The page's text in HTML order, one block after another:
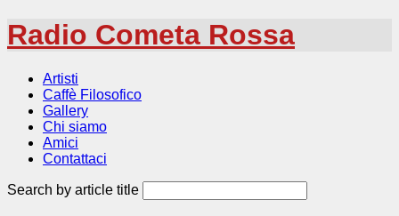
Radio Cometa Rossa
Artisti
Caffè Filosofico
Gallery
Chi siamo
Amici
Contattaci
Search by article title